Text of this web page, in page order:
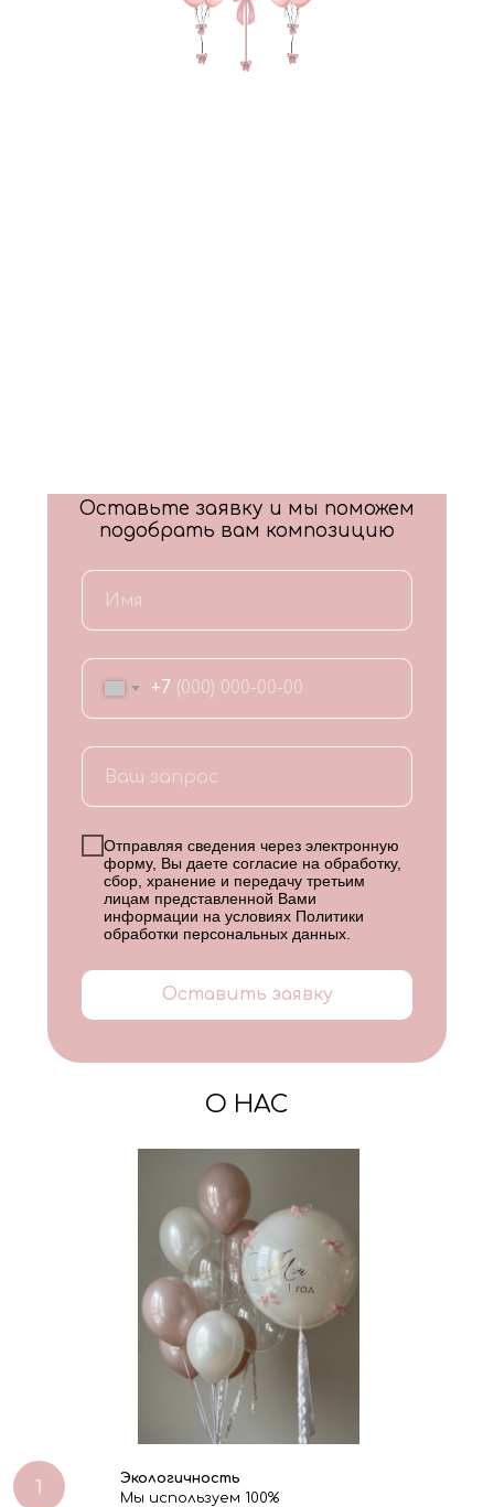
+7
Отправляя сведения через электронную
форму, Вы даете согласие на обработку,
сбор, хранение и передачу третьим
лицам представленной Вами
информации на условиях Политики
обработки персональных данных
Оставить заявку
Оставьте заявку и мы поможем
подобрать вам композицию
О НАС
Экологичность
Мы используем 100%